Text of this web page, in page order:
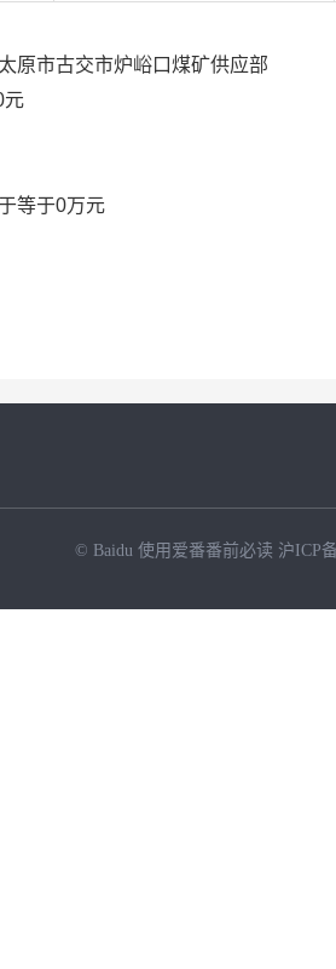
原市古交市炉峪口煤矿供应部
元
等于0万元
© Baidu 使用爱番番前必读 沪ICP